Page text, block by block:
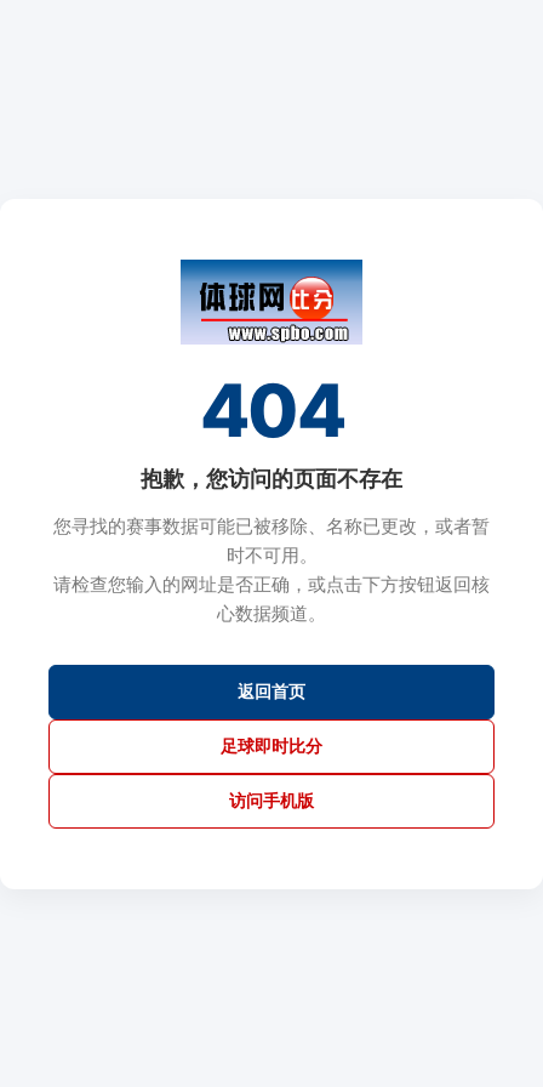
404
抱歉，您访问的页面不存在
您寻找的赛事数据可能已被移除、名称已更改，或者暂
时不可用。
请检查您输入的网址是否正确，或点击下方按钮返回核
心数据频道。
返回首页
足球即时比分
访问手机版